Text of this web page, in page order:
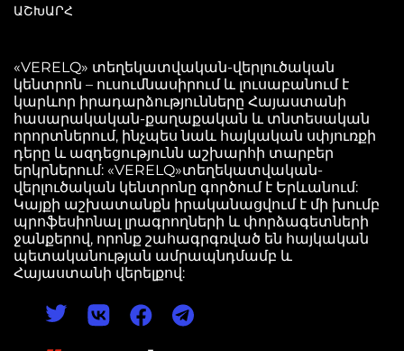
ԱՇԽԱՐՀ
«VERELQ» տեղեկատվական-վերլուծական
կենտրոն – ուսումնասիրում և լուսաբանում է
կարևոր իրադարձությունները Հայաստանի
հասարակական-քաղաքական և տնտեսական
որորտներում, ինչպես նաև հայկական սփյուռքի
դերը և ազդեցությունն աշխարհի տարբեր
երկրներում: «VERELQ»տեղեկատվական-
վերլուծական կենտրոնը գործում է Երևանում:
Կայքի աշխատանքն իրականացվում է մի խումբ
պրոֆեսիոնալ լրագրողների և փորձագետների
ջանքերով, որոնք շահագրգռված են հայկական
պետականության ամրապնդմամբ և
Հայաստանի վերելքով: